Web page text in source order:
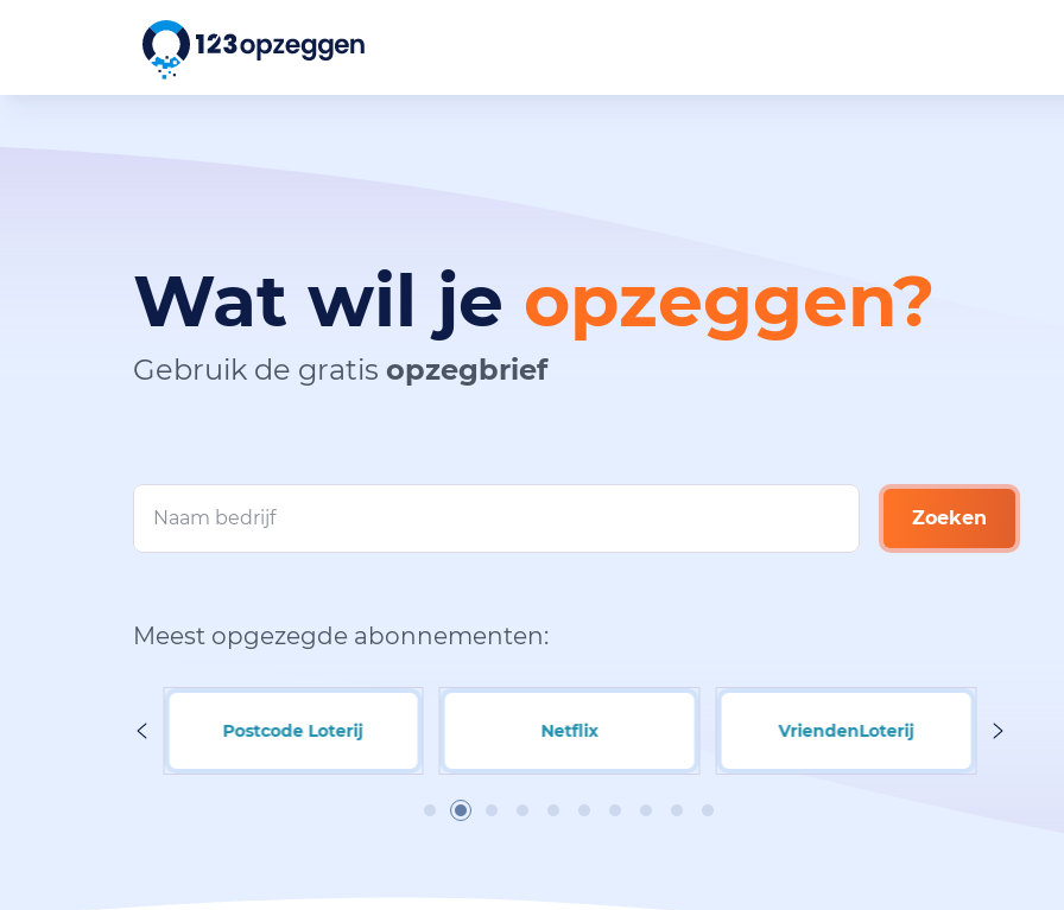
Wat wil je opzeggen?
Gebruik de gratis opzegbrief
Zoeken
Meest opgezegde abonnementen:
Postcode Loterij Netflix VriendenLoterij